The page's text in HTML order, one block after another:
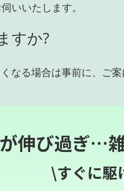
いいたします。
すか?
なる場合は事前に、ご
伸び過ぎ…
\すぐに駆